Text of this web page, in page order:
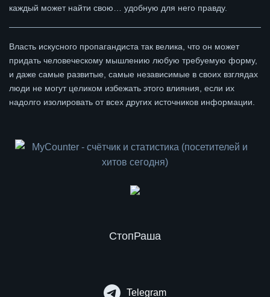
каждый может найти свою… удобную для него правду.
Власть искусного пропагандиста так велика, что он может
придать человеческому мышлению любую требуемую форму,
и даже самые развитые, самые независимые в своих взглядах
люди не могут целиком избежать этого влияния, если их
надолго изолировать от всех других источников информации.
СтопРаша
Telegram